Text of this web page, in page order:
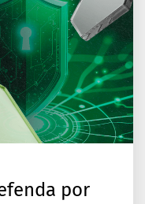
por